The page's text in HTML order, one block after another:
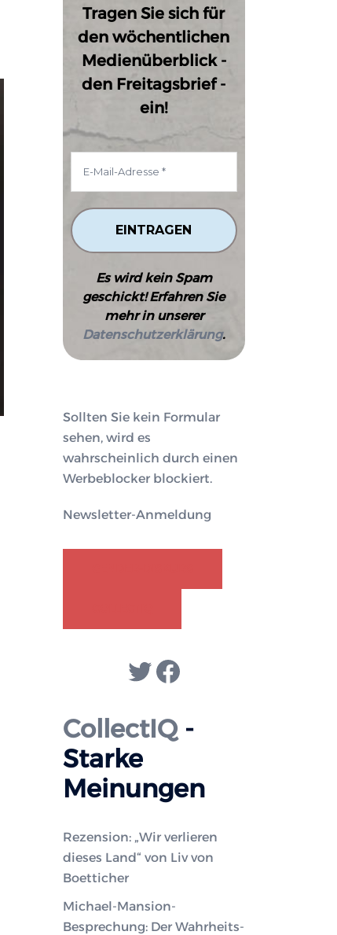
Tragen Sie sich für
den wöchentlichen
Medienüberblick -
den Freitagsbrief -
ein!
Es wird kein Spam
geschickt! Erfahren Sie
mehr in unserer
Datenschutzerklärung.
Sollten Sie kein Formular
sehen, wird es
wahrscheinlich durch einen
Werbeblocker blockiert.
Newsletter-Anmeldung
Twitter
Facebook
CollectIQ-
Starke
Meinungen
Rezension: „Wir verlieren
dieses Land“ von Liv von
Boetticher
Michael-Mansion-
Besprechung: Der Wahrheits-